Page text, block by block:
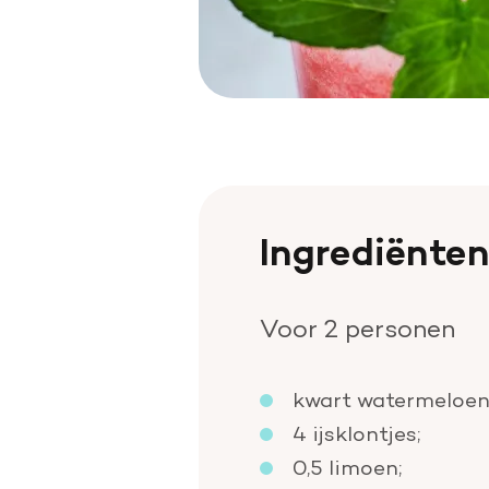
Ingrediënten
Voor 2 personen
kwart
4 ijsklontjes;
0,5 limoen;